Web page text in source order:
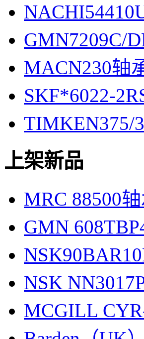
GMN7209C/
MACN230轴
SKF*6022-
TIMKEN375/
上架新品
MRC 88500
GMN
NSK
MCGILL